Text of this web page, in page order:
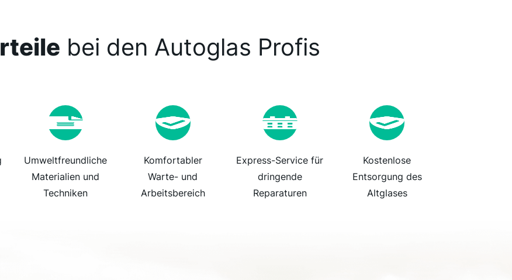
bei den Autoglas Profis
Umweltfreundliche
Materialien und
Techniken
Komfortabler
Warte- und
Arbeitsbereich
Express-Service für
dringende
Reparaturen
Kostenlose
Entsorgung des
Altglases